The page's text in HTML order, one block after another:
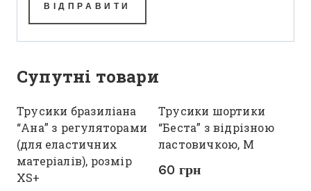
Супутні товари
Трусики бразиліана
“Ана” з регуляторами
(для еластичних
матеріалів), розмір
XS+
Трусики шортики
“Беста” з відрізною
ластовичкою, M
60 грн